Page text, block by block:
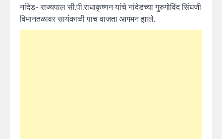
नांदेड- राज्यपाल सी.पी.राधाकृष्णन यांचे नांदेडच्या गुरुगोविंद सिंघजी
विमानतळावर सायंकाळी पाच वाजता आगमन झाले.